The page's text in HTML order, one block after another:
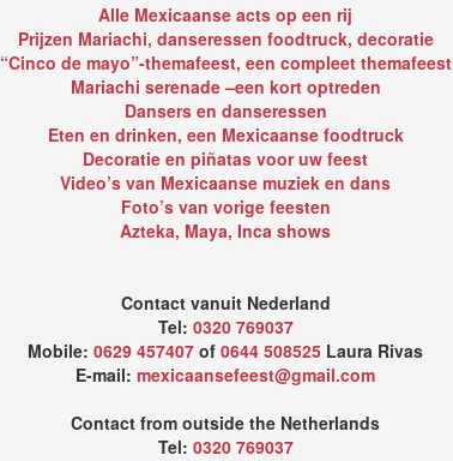
Alle Mexicaanse acts op een rij
Prijzen Mariachi, danseressen foodtruck, decoratie
“Cinco de mayo”-themafeest, een compleet themafeest
Mariachi serenade –een kort optreden
Dansers en danseressen
Eten en drinken, een Mexicaanse foodtruck
Decoratie en piñatas voor uw feest
Video’s van Mexicaanse muziek en dans
Foto’s van vorige feesten
Azteka, Maya, Inca shows
Contact vanuit Nederland
Tel: 0320 769037
Mobile: 0629 457407 of 0644 508525 Laura Rivas
E-mail: mexicaansefeest@gmail.com
Contact from outside the Netherlands
Tel: 0320 769037